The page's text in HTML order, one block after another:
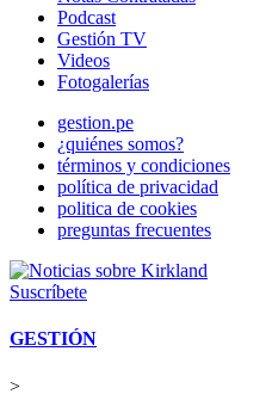
Podcast
Gestión TV
Videos
Fotogalerías
gestion.pe
¿quiénes somos?
términos y condiciones
política de privacidad
politica de cookies
preguntas frecuentes
Suscríbete
GESTIÓN
>